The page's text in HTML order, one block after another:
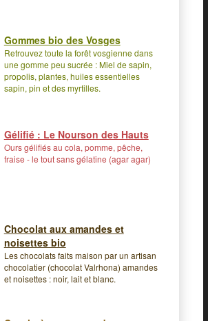
Gommes bio des Vosges
Retrouvez toute la forêt vosgienne dans
une gomme peu sucrée : Miel de sapin,
propolis, plantes, huiles essentielles
sapin, pin et des myrtilles.
Gélifié : Le Nourson des Hauts
Ours gélifiés au cola, pomme, pêche,
fraise - le tout sans gélatine (agar agar)
Chocolat aux amandes et
noisettes bio
Les chocolats faits maison par un artisan
chocolatier (chocolat Valrhona) amandes
et noisettes : noir, lait et blanc.